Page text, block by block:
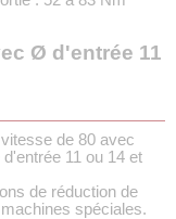
Ø d'entrée 11
de 80 avec
11 ou 14 et
de réduction de
spéciales.